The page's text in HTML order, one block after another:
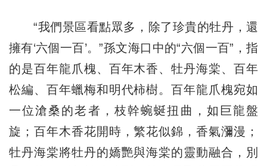
“我們景區看點眾多，除了珍貴的牡丹，還
擁有‘六個一百’。”孫文海口中的“六個一百”，指
的是百年龍爪槐、百年木香、牡丹海棠、百年
松編、百年蠟梅和明代柿樹。百年龍爪槐宛如
一位滄桑的老者，枝幹蜿蜒扭曲，如巨龍盤
旋；百年木香花開時，繁花似錦，香氣瀰漫；
牡丹海棠將牡丹的嬌艷與海棠的靈動融合，別